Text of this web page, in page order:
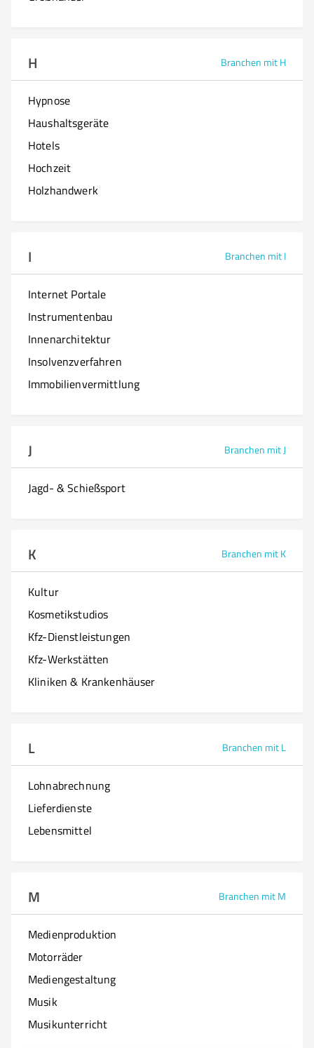
H Branchen mit H
Hypnose
Haushaltsgeräte
Hotels
Hochzeit
Holzhandwerk
I Branchen mit I
Internet Portale
Instrumentenbau
Innenarchitektur
Insolvenzverfahren
Immobilienvermittlung
J Branchen mit J
Jagd- & Schießsport
K Branchen mit K
Kultur
Kosmetikstudios
Kfz-Dienstleistungen
Kfz-Werkstätten
Kliniken & Krankenhäuser
L Branchen mit L
Lohnabrechnung
Lieferdienste
Lebensmittel
M Branchen mit M
Medienproduktion
Motorräder
Mediengestaltung
Musik
Musikunterricht